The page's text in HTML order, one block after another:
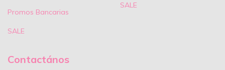
Promos Bancarias
SALE
SALE
Contactános